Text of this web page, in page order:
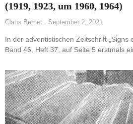
(1919, 1923, um 1960, 1964)
Claus Bernet September 2, 2021
In der adventistischen Zeitschrift „Signs
Band 46, Heft 37, auf Seite 5 erstmals